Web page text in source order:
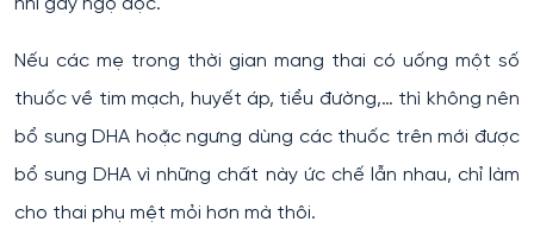
nhi gây ngộ độc.
Nếu các mẹ trong thời gian mang thai có uống một số
thuốc về tim mạch, huyết áp, tiểu đường,… thì không nên
bổ sung DHA hoặc ngưng dùng các thuốc trên mới được
bổ sung DHA vì những chất này ức chế lẫn nhau, chỉ làm
cho thai phụ mệt mỏi hơn mà thôi.